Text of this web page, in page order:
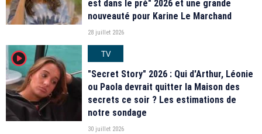
est dans le pré" 2026 et une grande
nouveauté pour Karine Le Marchand
28 juillet 2026
player2
TV
"Secret Story" 2026 : Qui d'Arthur, Léonie
ou Paola devrait quitter la Maison des
secrets ce soir ? Les estimations de
notre sondage
30 juillet 2026